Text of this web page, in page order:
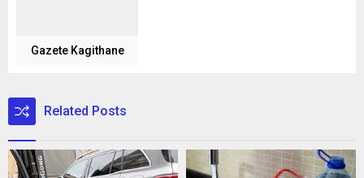
Gazete Kagithane
Related Posts